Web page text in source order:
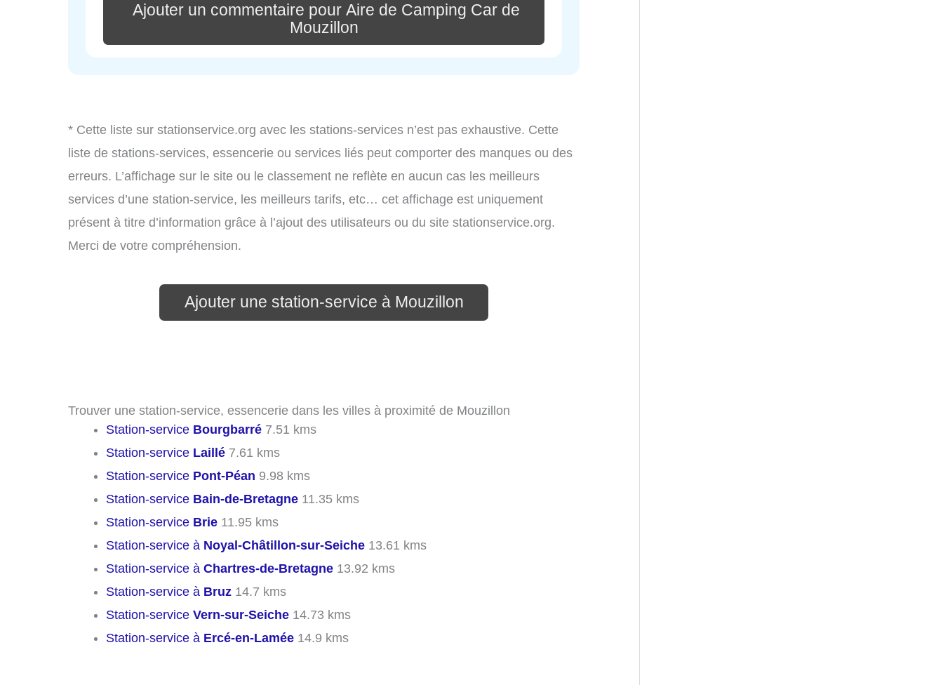
Ajouter un commentaire pour Aire de Camping Car de
Mouzillon
* Cette liste sur stationservice.org avec les stations-services n’est pas exhaustive. Cette
liste de stations-services, essencerie ou services liés peut comporter des manques ou des
erreurs. L’affichage sur le site ou le classement ne reflète en aucun cas les meilleurs
services d’une station-service, les meilleurs tarifs, etc… cet affichage est uniquement
présent à titre d’information grâce à l’ajout des utilisateurs ou du site stationservice.org.
Merci de votre compréhension.
Ajouter une station-service à Mouzillon
Trouver une station-service, essencerie dans les villes à proximité de Mouzillon
Station-service Bourgbarré 7.51 kms
Station-service Laillé 7.61 kms
Station-service Pont-Péan 9.98 kms
Station-service Bain-de-Bretagne 11.35 kms
Station-service Brie 11.95 kms
Station-service à Noyal-Châtillon-sur-Seiche 13.61 kms
Station-service à Chartres-de-Bretagne 13.92 kms
Station-service à Bruz 14.7 kms
Station-service Vern-sur-Seiche 14.73 kms
Station-service à Ercé-en-Lamée 14.9 kms